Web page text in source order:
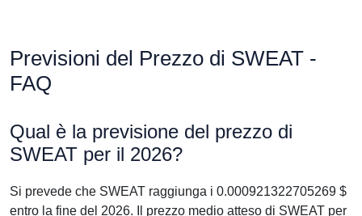
Previsioni del Prezzo di SWEAT -
FAQ
Qual è la previsione del prezzo di
SWEAT per il 2026?
Si prevede che SWEAT raggiunga i 0.000921322705269 $
entro la fine del 2026. Il prezzo medio atteso di SWEAT per